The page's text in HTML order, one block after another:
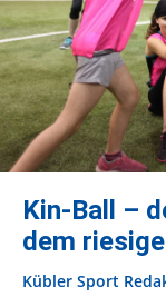
Kin-Ball –
dem
Kübler Sport